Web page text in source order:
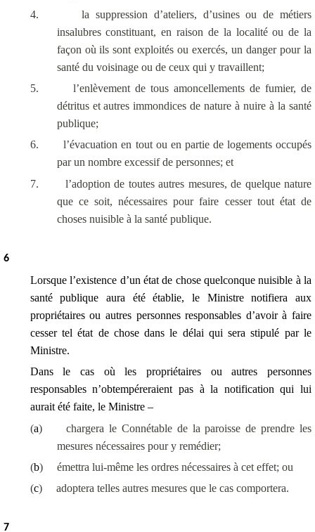
4.
la suppression d’ateliers, d’usines ou de métiers
insalubres constituant, en raison de la localité ou de la
façon où ils sont exploités ou exercés, un danger pour la
santé du voisinage ou de ceux qui y travaillent;
5.
l’enlèvement de tous amoncellements de fumier, de
détritus et autres immondices de nature à nuire à la santé
publique;
6.
l’évacuation en tout ou en partie de logements occupés
par un nombre excessif de personnes; et
7.
l’adoption de toutes autres mesures, de quelque nature
que ce soit, nécessaires pour faire cesser tout état de
choses nuisible à la santé publique.
6
Lorsque l’existence d’un état de chose quelconque nuisible à la
santé publique aura été établie, le Ministre notifiera aux
propriétaires ou autres personnes responsables d’avoir à faire
cesser tel état de chose dans le délai qui sera stipulé par le
Ministre.
Dans le cas où les propriétaires ou autres personnes
responsables n’obtempéreraient pas à la notification qui lui
aurait été faite, le Ministre –
(a)
chargera le Connétable de la paroisse de prendre les
mesures nécessaires pour y remédier;
(b)
émettra lui-même les ordres nécessaires à cet effet; ou
(c) adoptera telles autres mesures que le cas comportera.
7